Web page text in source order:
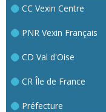
CC Vexin Centre
PNR Vexin Français
CD Val d'Oise
CR Île de France
Préfecture